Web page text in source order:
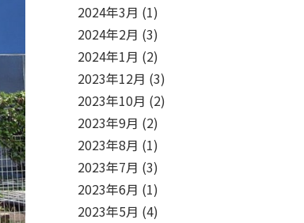
2024年3月 (1)
2024年2月 (3)
2024年1月 (2)
2023年12月 (3)
2023年10月 (2)
2023年9月 (2)
2023年8月 (1)
2023年7月 (3)
2023年6月 (1)
2023年5月 (4)